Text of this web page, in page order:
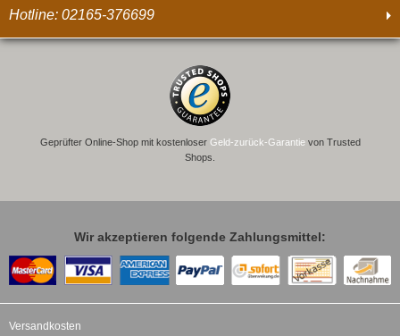
Hotline: 02165-376699
Geprüfter Online-Shop mit kostenloser Geld-zurück-Garantievon Trusted
Shops.
Wir akzeptieren folgende Zahlungsmittel:
Versandkosten